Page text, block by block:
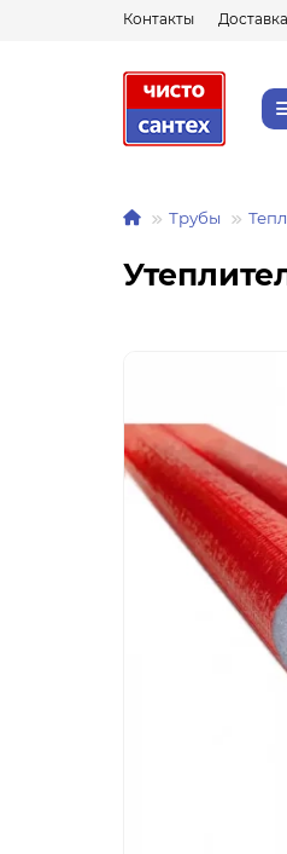
Контакты
Трубы